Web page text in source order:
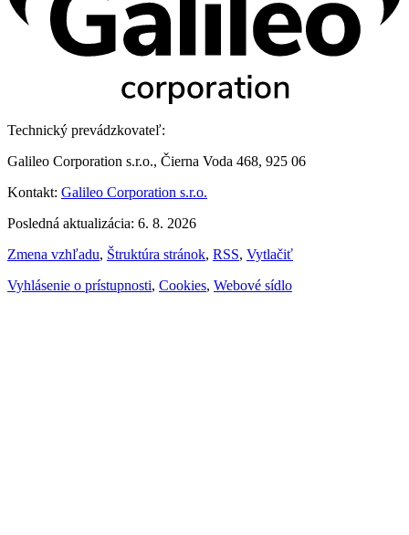
Technický prevádzkovateľ:
Galileo Corporation s.r.o., Čierna Voda 468, 925 06
Kontakt: Galileo Corporation s.r.o.
Posledná aktualizácia: 6. 8. 2026
Zmena vzhľadu, Štruktúra stránok, RSS, Vytlačiť
Vyhlásenie o prístupnosti, Cookies, Webové sídlo